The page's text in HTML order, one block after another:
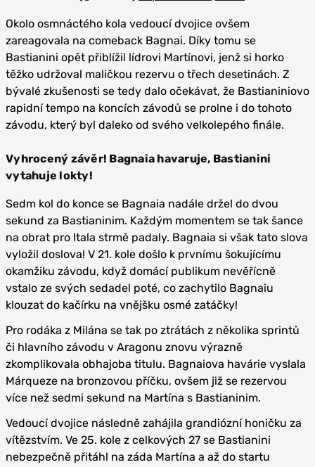
Okolo osmnáctého kola vedoucí dvojice ovšem
zareagovala na comeback Bagnai. Díky tomu se
Bastianini opět přiblížil lídrovi Martínovi, jenž si horko
těžko udržoval maličkou rezervu o třech desetinách. Z
bývalé zkušenosti se tedy dalo očekávat, že Bastianiniovo
rapidní tempo na koncích závodů se prolne i do tohoto
závodu, který byl daleko od svého velkolepého finále.
Vyhrocený závěr! Bagnaia havaruje, Bastianini
vytahuje lokty!
Sedm kol do konce se Bagnaia nadále držel do dvou
sekund za Bastianinim. Každým momentem se tak šance
na obrat pro Itala strmě padaly. Bagnaia si však tato slova
vyložil doslova! V 21. kole došlo k prvnímu šokujícímu
okamžiku závodu, když domácí publikum nevěřícně
vstalo ze svých sedadel poté, co zachytilo Bagnaiu
klouzat do kačírku na vnějšku osmé zatáčky!
Pro rodáka z Milána se tak po ztrátách z několika sprintů
či hlavního závodu v Aragonu znovu výrazně
zkomplikovala obhajoba titulu. Bagnaiova havárie vyslala
Márqueze na bronzovou příčku, ovšem již se rezervou
více než sedmi sekund na Martína s Bastianinim.
Vedoucí dvojice následně zahájila grandiózní honičku za
vítězstvím. Ve 25. kole z celkových 27 se Bastianini
nebezpečně přitáhl na záda Martína a až do startu